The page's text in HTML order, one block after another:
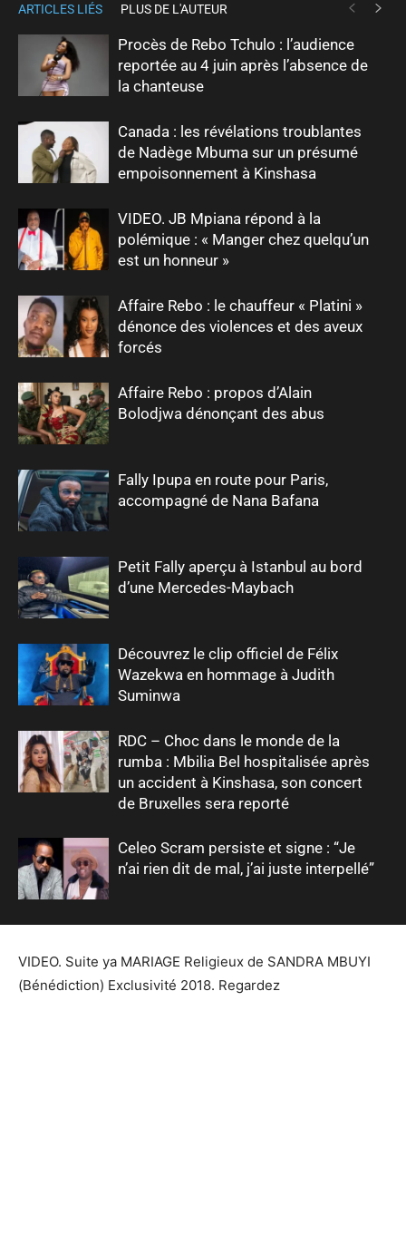
ARTICLES LIÉS PLUS DE L'AUTEUR
Procès de Rebo Tchulo : l’audience
reportée au 4 juin après l’absence de
la chanteuse
Canada : les révélations troublantes
de Nadège Mbuma sur un présumé
empoisonnement à Kinshasa
VIDEO. JB Mpiana répond à la
polémique : « Manger chez quelqu’un
est un honneur »
Affaire Rebo : le chauffeur « Platini »
dénonce des violences et des aveux
forcés
Affaire Rebo : propos d’Alain
Bolodjwa dénonçant des abus
Fally Ipupa en route pour Paris,
accompagné de Nana Bafana
Petit Fally aperçu à Istanbul au bord
d’une Mercedes-Maybach
Découvrez le clip officiel de Félix
Wazekwa en hommage à Judith
Suminwa
RDC – Choc dans le monde de la
rumba : Mbilia Bel hospitalisée après
un accident à Kinshasa, son concert
de Bruxelles sera reporté
Celeo Scram persiste et signe : “Je
n’ai rien dit de mal, j’ai juste interpellé”
VIDEO. Suite ya MARIAGE Religieux de SANDRA MBUYI
(Bénédiction) Exclusivité 2018. Regardez